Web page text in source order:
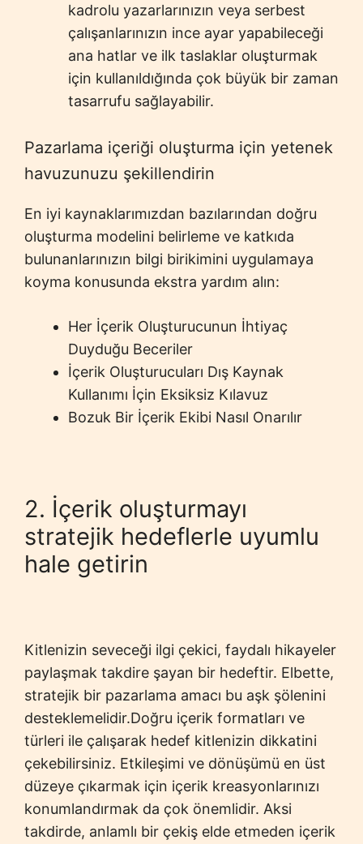
kadrolu yazarlarınızın veya serbest
çalışanlarınızın ince ayar yapabileceği
ana hatlar ve ilk taslaklar oluşturmak
için kullanıldığında çok büyük bir zaman
tasarrufu sağlayabilir.
Pazarlama içeriği oluşturma için yetenek
havuzunuzu şekillendirin
En iyi kaynaklarımızdan bazılarından doğru
oluşturma modelini belirleme ve katkıda
bulunanlarınızın bilgi birikimini uygulamaya
koyma konusunda ekstra yardım alın:
Her İçerik Oluşturucunun İhtiyaç
Duyduğu Beceriler
İçerik Oluşturucuları Dış Kaynak
Kullanımı İçin Eksiksiz Kılavuz
Bozuk Bir İçerik Ekibi Nasıl Onarılır
2. İçerik oluşturmayı
stratejik hedeflerle uyumlu
hale getirin
Kitlenizin seveceği ilgi çekici, faydalı hikayeler
paylaşmak takdire şayan bir hedeftir. Elbette,
stratejik bir pazarlama amacı bu aşk şölenini
desteklemelidir.Doğru içerik formatları ve
türleri ile çalışarak hedef kitlenizin dikkatini
çekebilirsiniz. Etkileşimi ve dönüşümü en üst
düzeye çıkarmak için içerik kreasyonlarınızı
konumlandırmak da çok önemlidir. Aksi
takdirde, anlamlı bir çekiş elde etmeden içerik